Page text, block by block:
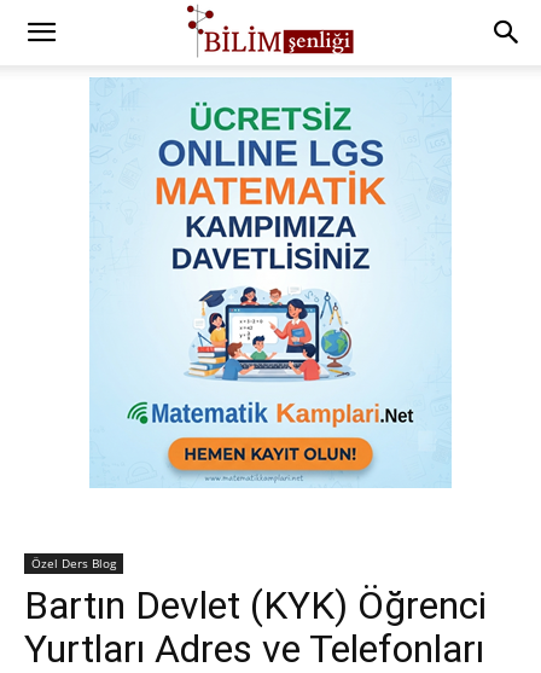
Özel Ders Blog
Bartın Devlet (KYK) Öğrenci
Yurtları Adres ve Telefonları